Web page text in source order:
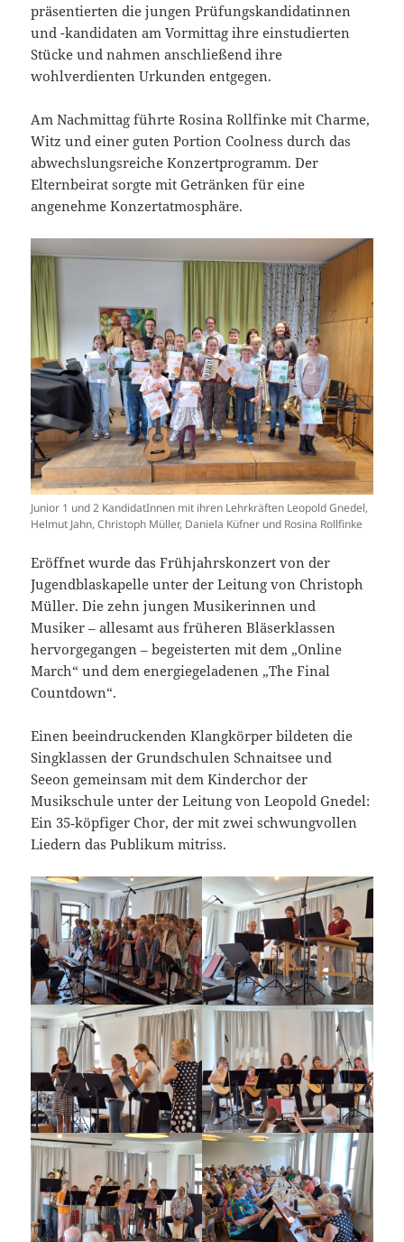
präsentierten die jungen Prüfungskandidatinnen
und -kandidaten am Vormittag ihre einstudierten
Stücke und nahmen anschließend ihre
wohlverdienten Urkunden entgegen.
Am Nachmittag führte Rosina Rollfinke mit Charme,
Witz und einer guten Portion Coolness durch das
abwechslungsreiche Konzertprogramm. Der
Elternbeirat sorgte mit Getränken für eine
angenehme Konzertatmosphäre.
Junior 1 und 2 KandidatInnen mit ihren Lehrkräften Leopold Gnedel,
Helmut Jahn, Christoph Müller, Daniela Küfner und Rosina Rollfinke
Eröffnet wurde das Frühjahrskonzert von der
Jugendblaskapelle unter der Leitung von Christoph
Müller. Die zehn jungen Musikerinnen und
Musiker – allesamt aus früheren Bläserklassen
hervorgegangen – begeisterten mit dem „Online
March“ und dem energiegeladenen „The Final
Countdown“.
Einen beeindruckenden Klangkörper bildeten die
Singklassen der Grundschulen Schnaitsee und
Seeon gemeinsam mit dem Kinderchor der
Musikschule unter der Leitung von Leopold Gnedel:
Ein 35‑köpfiger Chor, der mit zwei schwungvollen
Liedern das Publikum mitriss.